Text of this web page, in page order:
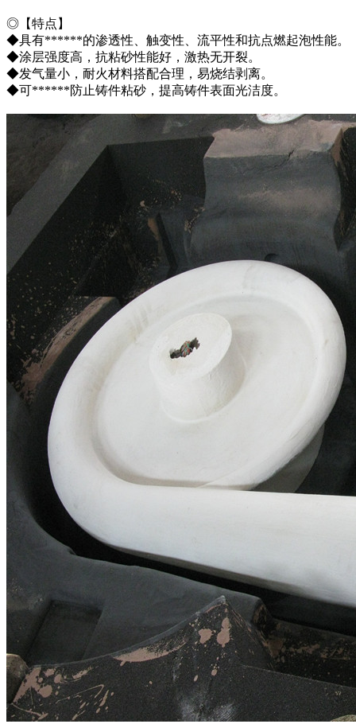
◎【特点】
◆具有******的渗透性、触变性、流平性和抗点燃起泡性能。
◆涂层强度高，抗粘砂性能好，激热无开裂。
◆发气量小，耐火材料搭配合理，易烧结剥离。
◆可******防止铸件粘砂，提高铸件表面光洁度。